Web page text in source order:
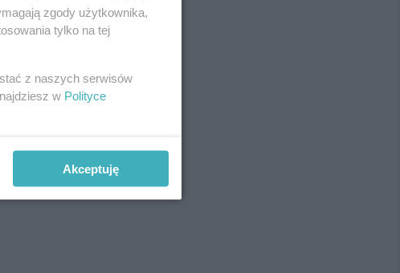
fot:
zgody użytkownika,
tylko na tej
z naszych serwisów
w Polityce
Akceptuję